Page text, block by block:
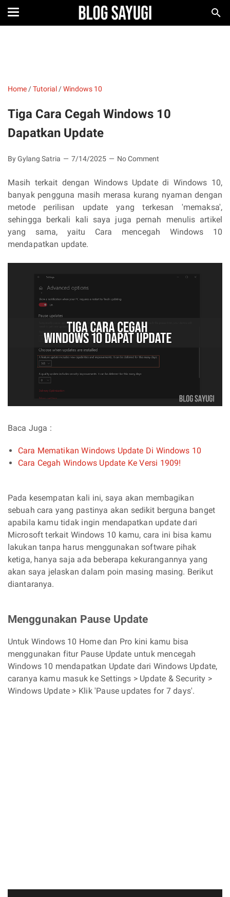
Home /Tutorial /Windows 10
Tiga Cara Cegah Windows 10
Dapatkan Update
By Gylang Satria 7/14/2025 No Comment
Masih terkait dengan Windows Update di Windows 10,
banyak pengguna masih merasa kurang nyaman dengan
metode perilisan update yang terkesan 'memaksa',
sehingga berkali kali saya juga pernah menulis artikel
yang sama, yaitu Cara mencegah Windows 10
mendapatkan update.
Baca Juga :
Cara Mematikan Windows Update Di Windows 10
Cara Cegah Windows Update Ke Versi 1909!
Pada kesempatan kali ini, saya akan membagikan
sebuah cara yang pastinya akan sedikit berguna banget
apabila kamu tidak ingin mendapatkan update dari
Microsoft terkait Windows 10 kamu, cara ini bisa kamu
lakukan tanpa harus menggunakan software pihak
ketiga, hanya saja ada beberapa kekurangannya yang
akan saya jelaskan dalam poin masing masing. Berikut
diantaranya.
Menggunakan Pause Update
Untuk Windows 10 Home dan Pro kini kamu bisa
menggunakan fitur Pause Update untuk mencegah
Windows 10 mendapatkan Update dari Windows Update,
caranya kamu masuk ke Settings > Update & Security >
Windows Update > Klik 'Pause updates for 7 days'.